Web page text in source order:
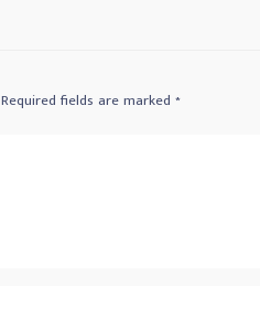
Required fields are marked *